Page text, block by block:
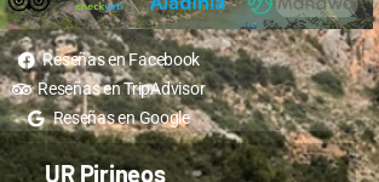
Reseñas en Facebook
Reseñas en TripAdvisor
Reseñas en Google
UR Pirineos